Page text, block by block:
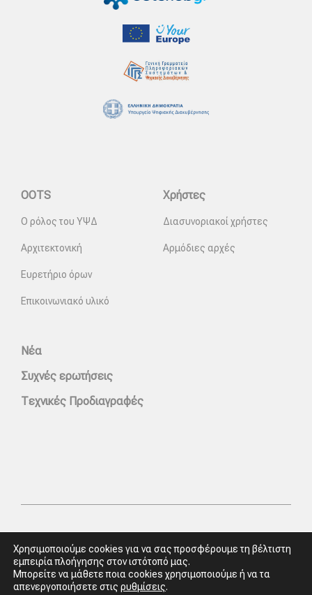
OOTS
Ο ρόλος του ΥΨΔ
Αρχιτεκτονική
Ευρετήριο όρων
Επικοινωνιακό υλικό
Χρήστες
Διασυνοριακοί χρήστες
Αρμόδιες αρχές
Νέα
Συχνές ερωτήσεις
Τεχνικές Προδιαγραφές
Χρησιμοποιούμε cookies για να σας προσφέρουμε τη βέλτιστη
εμπειρία πλοήγησης στον ιστότοπό μας.
Μπορείτε να μάθετε ποια cookies χρησιμοποιούμε ή να τα
απενεργοποιήσετε στις ρυθμίσεις.